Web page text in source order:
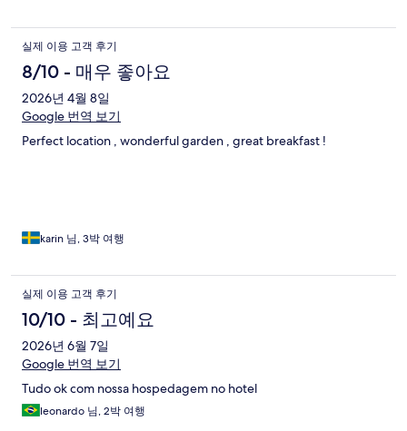
실제 이용 고객 후기
8/10 - 매우 좋아요
2026년 4월 8일
Google 번역 보기
Perfect location , wonderful garden , great breakfast !
karin 님, 3박 여행
실제 이용 고객 후기
10/10 - 최고예요
2026년 6월 7일
Google 번역 보기
Tudo ok com nossa hospedagem no hotel
leonardo 님, 2박 여행